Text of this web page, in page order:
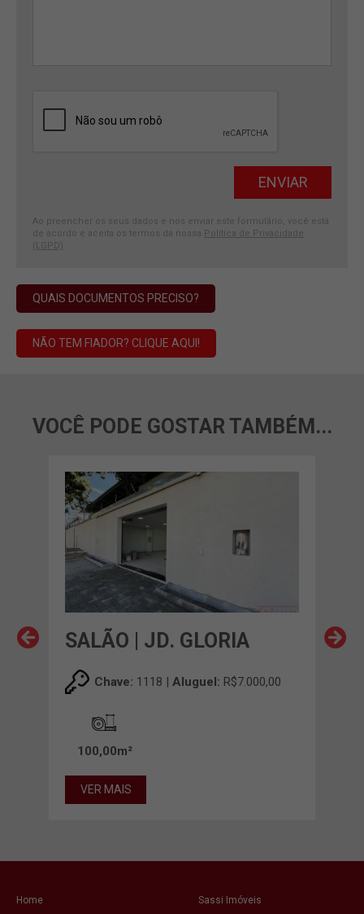
Ao preencher os seus dados e nos enviar este formulário, você está
de acordo e aceita os termos da nossa Política de Privacidade
(LGPD)
QUAIS DOCUMENTOS PRECISO?
NÃO TEM FIADOR? CLIQUE AQUI!
VOCÊ PODE GOSTAR TAMBÉM...
SALÃO | JD. GLORIA
Chave: 1118 | Aluguel: R$7.000,00
100,00m²
VER MAIS
Home
Sassi Imóveis